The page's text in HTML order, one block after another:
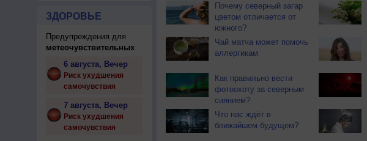
ЗДОРОВЬЕ
Предупреждения для
метеочувствительных
6 августа, Вечер
Риск ухудшения
самочувствия
7 августа, Вечер
Риск ухудшения
самочувствия
Почему северный загар
цветом отличается от
южного?
Чай матча может помочь
аллергикам
Как правильно вести
фотоохоту за северным
сиянием?
Что нас ждёт в
ближайшем будущем?